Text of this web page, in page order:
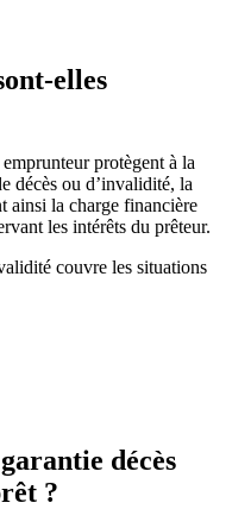
elles
protègent à la
décès ou d’invalidité, la
ainsi la charge financière
les intérêts du prêteur.
couvre les situations
décès
?